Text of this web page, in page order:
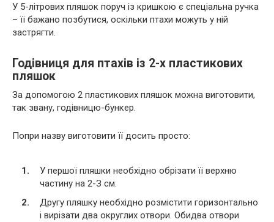
У 5-літрових пляшок поруч із кришкою є спеціальна ручка
– її бажано позбутися, оскільки птахи можуть у ній
застрягти.
Годівниця для птахів із 2-х пластикових
пляшок
За допомогою 2 пластикових пляшок можна виготовити,
так звану, годівницю-бункер.
Попри назву виготовити її досить просто:
У першої пляшки необхідно обрізати її верхню
частину на 2-З см.
Другу пляшку необхідно розмістити горизонтально
і вирізати два округлих отвори. Обидва отвори